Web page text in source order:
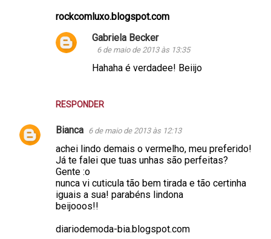
rockcomluxo.blogspot.com
RESPONDER
Gabriela Becker
6 de maio de 2013 às 13:35
Hahaha é verdadee! Beiijo
Bianca 6 de maio de 2013 às 12:13
achei lindo demais o vermelho, meu preferido!
Já te falei que tuas unhas são perfeitas?
Gente :o
nunca vi cuticula tão bem tirada e tão certinha
iguais a sua! parabéns lindona
beijooos!!
diariodemoda-bia.blogspot.com